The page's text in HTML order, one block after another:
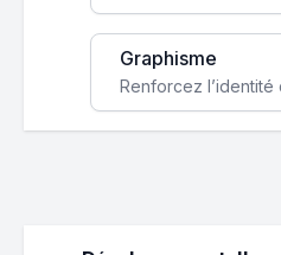
Graphisme